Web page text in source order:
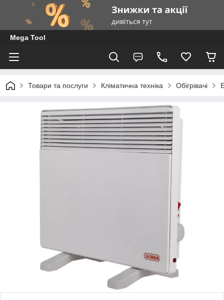
Mega Tool
Товари та послуги Кліматична техніка Обігрівачі